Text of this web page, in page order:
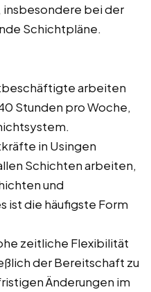
bei der
Schichtpläne.
arbeiten
Stunden pro Woche,
in Usingen
Schichten arbeiten,
und
ist die häufigste Form
zeitliche Flexibilität
der Bereitschaft zu
Änderungen im